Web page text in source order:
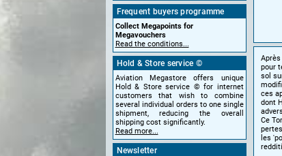
Frequent buyers programme
Collect Megapoints for
Megavouchers
Read the conditions...
Hold & Store service ©
Aviation Megastore offers unique
Hold & Store service © for internet
customers that wish to combine
several individual orders to one single
shipment, reducing the overall
shipping cost significantly.
Read more...
Newsletter
pour
sol
ces
dont
Ce
les